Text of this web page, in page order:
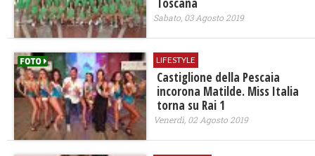
Sabato, 03 Agosto 2019
LIFESTYLE
Castiglione della Pescaia
incorona Matilde. Miss Italia
torna su Rai 1
Venerdì, 02 Agosto 2019